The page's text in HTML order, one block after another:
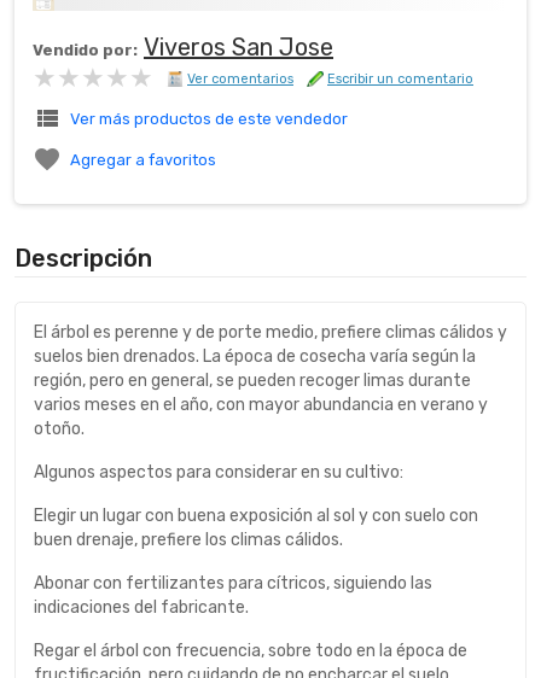
Vendido por: Viveros San Jose
★★★★★
★★★★★ Ver comentarios Escribir un comentario
view_list Ver más productos de este vendedor
 Agregar a favoritos
Descripción
El árbol es perenne y de porte medio, prefiere climas cálidos y
suelos bien drenados. La época de cosecha varía según la
región, pero en general, se pueden recoger limas durante
varios meses en el año, con mayor abundancia en verano y
otoño.
Algunos aspectos para considerar en su cultivo:
Elegir un lugar con buena exposición al sol y con suelo con
buen drenaje, prefiere los climas cálidos.
Abonar con fertilizantes para cítricos, siguiendo las
indicaciones del fabricante.
Regar el árbol con frecuencia, sobre todo en la época de